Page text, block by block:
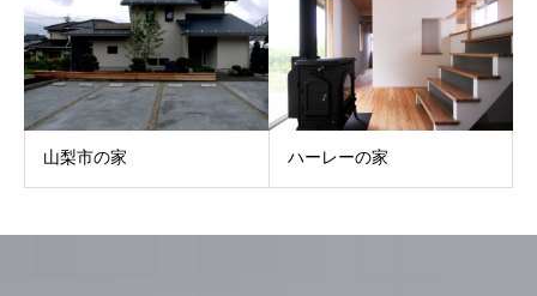
山梨市の家 ハーレーの家